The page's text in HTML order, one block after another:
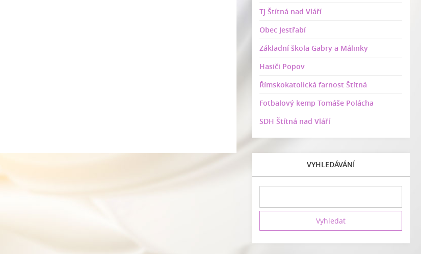
TJ Štítná nad Vláří
Obec Jestřabí
Základní škola Gabry a Málinky
Hasiči Popov
Římskokatolická farnost Štítná
Fotbalový kemp Tomáše Polácha
SDH Štítná nad Vláří
VYHLEDÁVÁNÍ